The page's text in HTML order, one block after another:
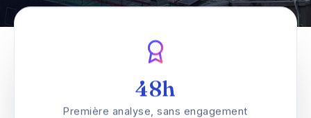
48h
Première analyse, sans engagement